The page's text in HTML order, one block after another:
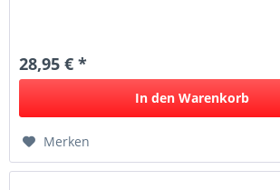
28,95 € *
In den Warenkorb
Merken